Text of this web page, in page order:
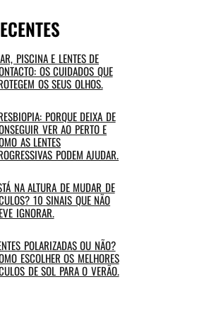
PISCINA E LENTES DE
OS CUIDADOS QUE
OS SEUS OLHOS.
PORQUE DEIXA DE
VER AO PERTO E
AS LENTES
PODEM AJUDAR.
NA ALTURA DE MUDAR DE
10 SINAIS QUE NÃO
IGNORAR.
POLARIZADAS OU NÃO?
ESCOLHER OS MELHORES
DE SOL PARA O VERÃO.